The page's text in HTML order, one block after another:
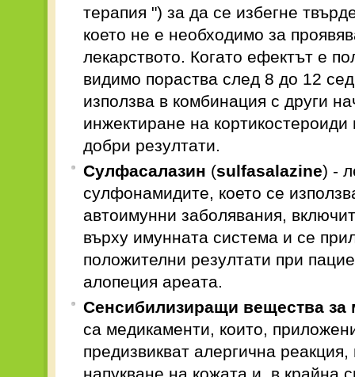
терапия ") за да се избегне
което не е необходимо за
лекарството. Когато ефектът е
видимо пораства след 8 до 12
използва в комбинация с други
инжектиране на
добри резултати.
Сулфасалазин (sulfasalazine) -
сулфонамидите, което се
автоимунни заболявания,
върху имунната система и се
положителни резултати при
алопеция ареата.
Сенсибилизиращи вещества
са медикаменти, които,
предизвикват алергична